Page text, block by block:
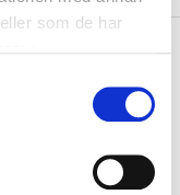
som de har